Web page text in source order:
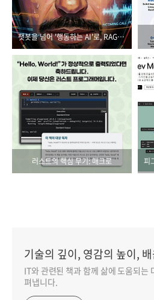
챗봇을 넘어 '행동하는 AI'로, RAG와 에이전트의 시대가 온다
러스트의 핵심 무기: 매크로
기술의 깊이, 영감의 높이,
IT와 관련된 책과 함께 삶에 도움되는
펴냅니다.